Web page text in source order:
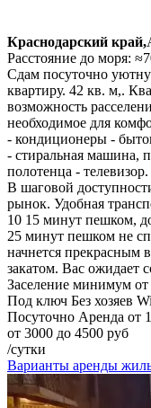
Краснодарский край,
Расстояние до моря:
Сдам посуточно
квартиру. 42 кв. м,.
возможность
необходимое для
- кондиционеры -
- стиральная машина,
полотенца -
В шаговой
рынок. Удобная
10 15 минут пешком,
25 минут пешком не
начнется прекрасным
закатом. Вас ожидает
Заселение минимум от
Под ключ Без хозяев
Посуточно Аренда от
от 3000 до 4500 руб
/сутки
Варианты аренды